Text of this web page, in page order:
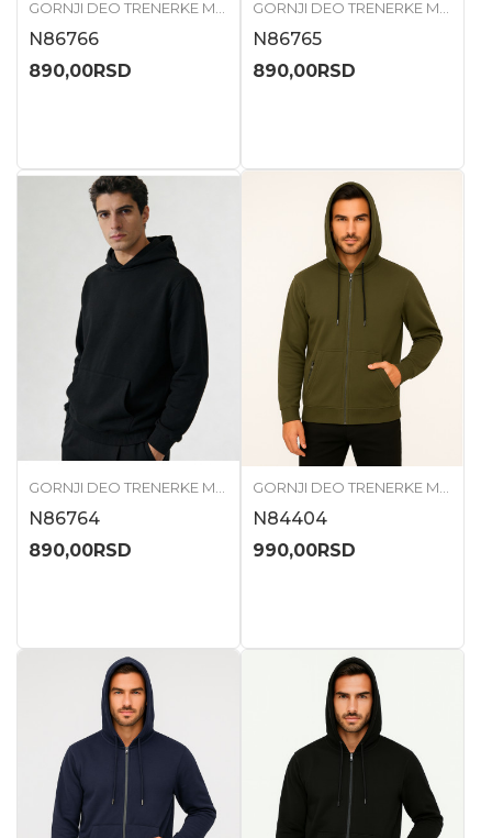
N86766
890,00RSD
N86765
890,00RSD
GORNJI DEO TRENERKE MUŠKI
N86764
890,00RSD
GORNJI DEO TRENERKE MUŠKI
N84404
990,00RSD